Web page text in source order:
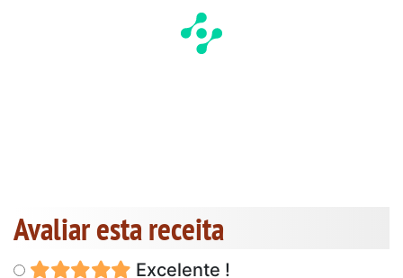
Avaliar esta receita
Excelente !